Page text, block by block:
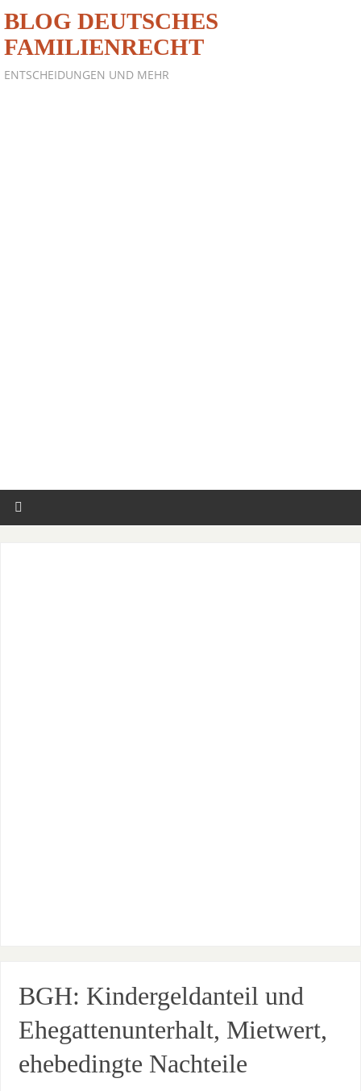
BLOG DEUTSCHES
FAMILIENRECHT
ENTSCHEIDUNGEN UND MEHR
BGH: Kindergeldanteil und
Ehegattenunterhalt, Mietwert,
ehebedingte Nachteile